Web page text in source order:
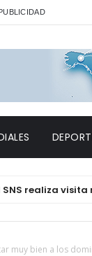
visita no
muy bien a los